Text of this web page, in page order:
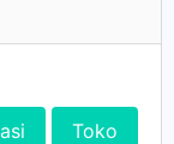
Toko